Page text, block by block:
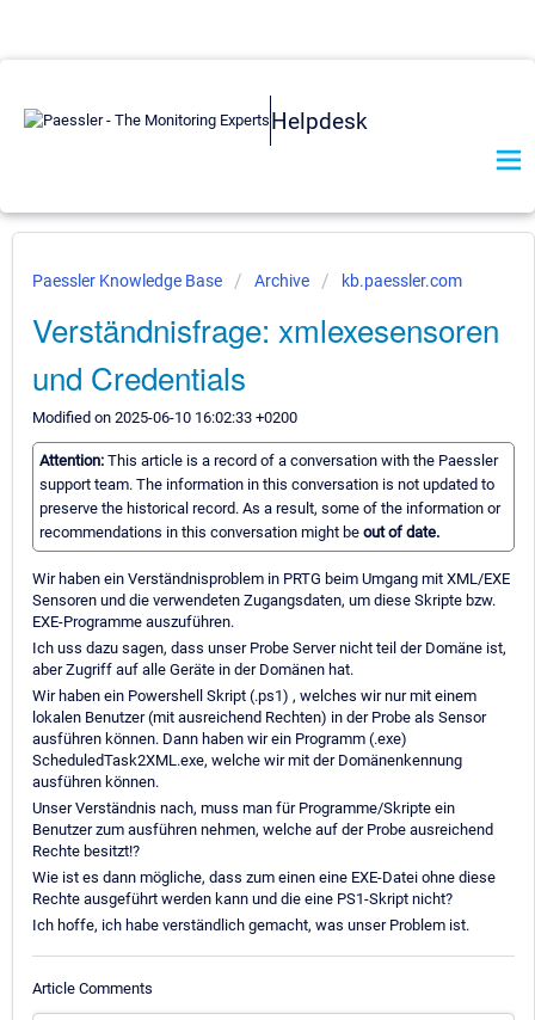
Helpdesk
Paessler Knowledge Base Archive kb.paessler.com
Verständnisfrage: xmlexesensoren
und Credentials
Modified on 2025-06-10 16:02:33 +0200
Attention: This article is a record of a conversation with the Paessler
support team. The information in this conversation is not updated to
preserve the historical record. As a result, some of the information or
recommendations in this conversation might be out of date.
Wir haben ein Verständnisproblem in PRTG beim Umgang mit XML/EXE
Sensoren und die verwendeten Zugangsdaten, um diese Skripte bzw.
EXE-Programme auszuführen.
Ich uss dazu sagen, dass unser Probe Server nicht teil der Domäne ist,
aber Zugriff auf alle Geräte in der Domänen hat.
Wir haben ein Powershell Skript (.ps1) , welches wir nur mit einem
lokalen Benutzer (mit ausreichend Rechten) in der Probe als Sensor
ausführen können. Dann haben wir ein Programm (.exe)
ScheduledTask2XML.exe, welche wir mit der Domänenkennung
ausführen können.
Unser Verständnis nach, muss man für Programme/Skripte ein
Benutzer zum ausführen nehmen, welche auf der Probe ausreichend
Rechte besitzt!?
Wie ist es dann mögliche, dass zum einen eine EXE-Datei ohne diese
Rechte ausgeführt werden kann und die eine PS1-Skript nicht?
Ich hoffe, ich habe verständlich gemacht, was unser Problem ist.
Article Comments